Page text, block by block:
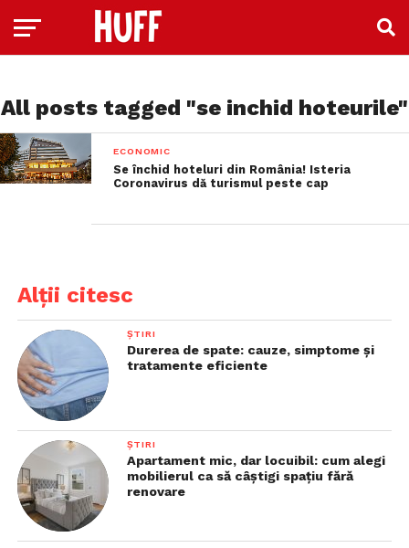
All posts tagged "se inchid hoteurile"
ECONOMIC
Se închid hoteluri din România! Isteria
Coronavirus dă turismul peste cap
Alții citesc
ȘTIRI
Durerea de spate: cauze, simptome și
tratamente eficiente
ȘTIRI
Apartament mic, dar locuibil: cum alegi
mobilierul ca să câștigi spațiu fără
renovare